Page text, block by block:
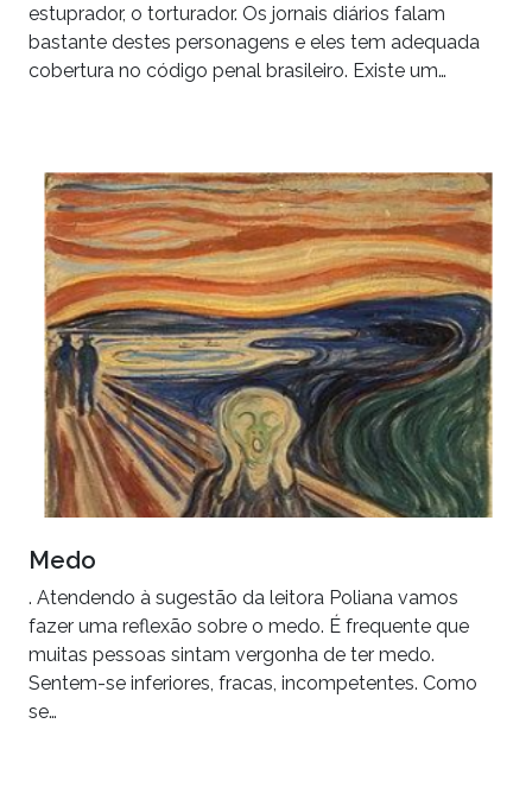
estuprador, o torturador. Os jornais diários falam
bastante destes personagens e eles tem adequada
cobertura no código penal brasileiro. Existe um…
Medo
. Atendendo à sugestão da leitora Poliana vamos
fazer uma reflexão sobre o medo. É frequente que
muitas pessoas sintam vergonha de ter medo.
Sentem-se inferiores, fracas, incompetentes. Como
se…